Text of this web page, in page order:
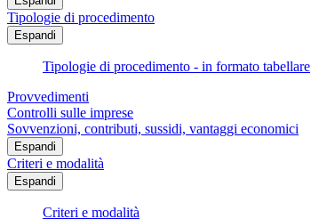
Tipologie di procedimento
Espandi
Tipologie di procedimento - in formato tabellare
Provvedimenti
Controlli sulle imprese
Sovvenzioni, contributi, sussidi, vantaggi economici
Espandi
Criteri e modalità
Espandi
Criteri e modalità